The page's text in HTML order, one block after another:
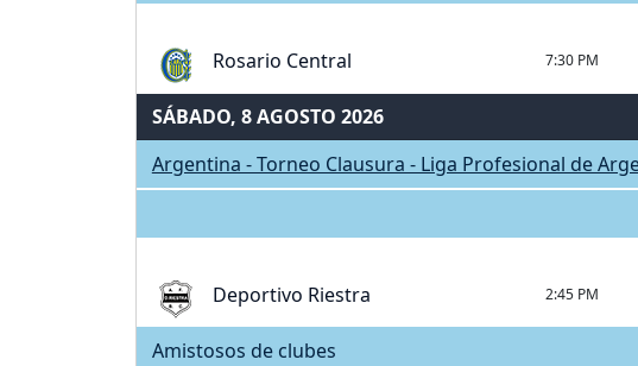
Rosario Central 7:30 PM
SÁBADO, 8 AGOSTO 2026
Argentina - Torneo Clausura - Liga Profesional de
Deportivo Riestra 2:45 PM
Amistosos de clubes